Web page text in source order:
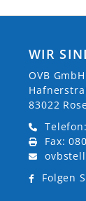
WIR
OVB
83022
Fax:
Folgen